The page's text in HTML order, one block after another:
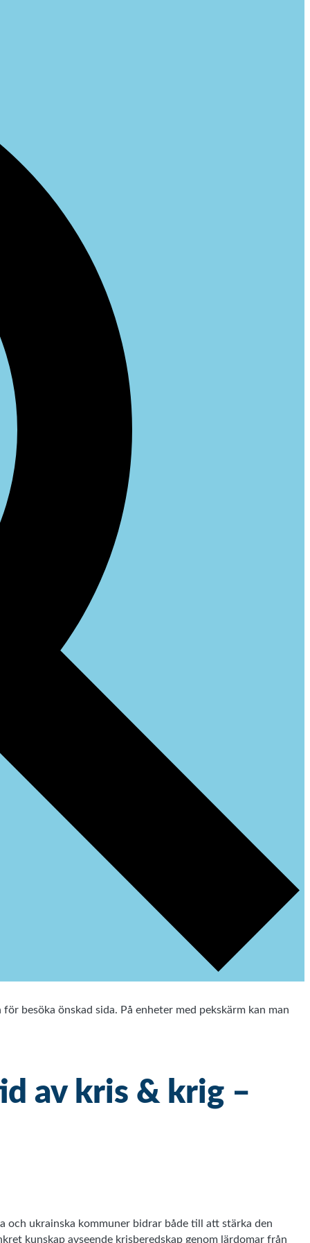
besöka önskad sida. På enheter med pekskärm kan man
av kris & krig –
och ukrainska kommuner bidrar både till att stärka den
kunskap avseende krisberedskap genom lärdomar från